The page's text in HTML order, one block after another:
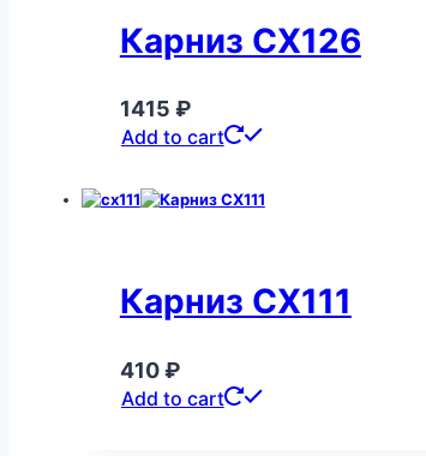
Карниз CX126
1415 ₽
Add to cart
Карниз CX111
410₽
Add to cart